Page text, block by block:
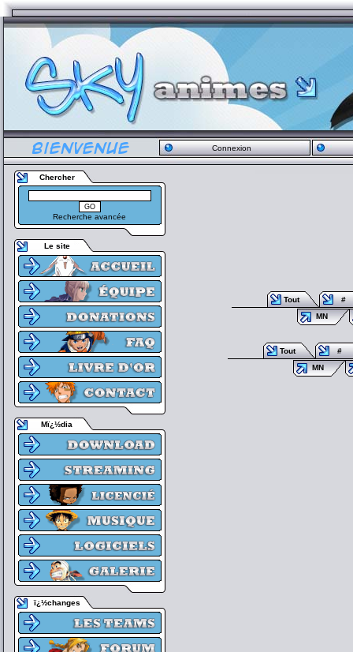
Connexion
Chercher
Recherche avancée
Le site
Mï¿½dia
ï¿½changes
Tout
#
MN
Tout
#
MN